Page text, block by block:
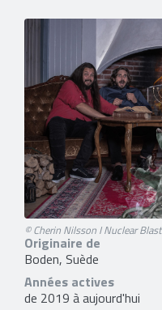
© Cherin Nilsson I Nuclear Blast
Originaire de
Boden, Suède
Années actives
de 2019 à aujourd'hui